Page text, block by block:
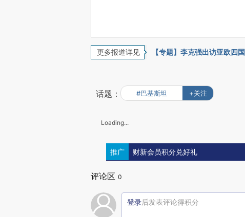
更多报道详见 【专题】李克强出访亚欧四国
话题： #巴基斯坦 +关注
Loading...
推广 财新会员积分兑好礼
评论区 0
登录后发表评论得积分